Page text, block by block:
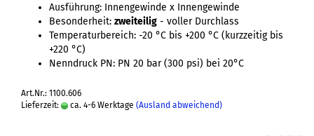
Ausführung: Innengewinde x Innengewinde
Besonderheit: zweiteilig - voller Durchlass
Temperaturbereich: -20 °C bis +200 °C (kurzzeitig bis
+220 °C)
Nenndruck PN: PN 20 bar (300 psi) bei 20°C
Art.Nr.: 1100.606
Lieferzeit:
ca. 4-6 Werktage (Ausland abweichend)